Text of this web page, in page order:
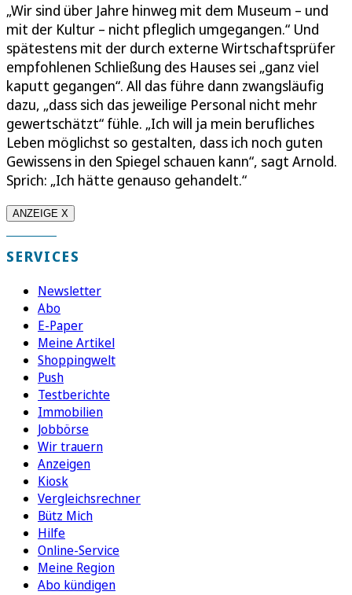
„Wir sind über Jahre hinweg mit dem Museum – und
mit der Kultur – nicht pfleglich umgegangen.“ Und
spätestens mit der durch externe Wirtschaftsprüfer
empfohlenen Schließung des Hauses sei „ganz viel
kaputt gegangen“. All das führe dann zwangsläufig
dazu, „dass sich das jeweilige Personal nicht mehr
gewertschätzt“ fühle. „Ich will ja mein berufliches
Leben möglichst so gestalten, dass ich noch guten
Gewissens in den Spiegel schauen kann“, sagt Arnold.
Sprich: „Ich hätte genauso gehandelt.“
ANZEIGE X
SERVICES
Newsletter
Abo
E-Paper
Meine Artikel
Shoppingwelt
Push
Testberichte
Immobilien
Jobbörse
Wir trauern
Anzeigen
Kiosk
Vergleichsrechner
Bütz Mich
Hilfe
Online-Service
Meine Region
Abo kündigen